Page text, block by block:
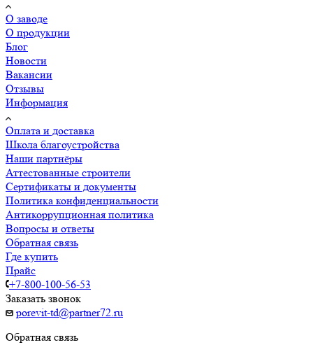
О заводе
О продукции
Блог
Новости
Вакансии
Отзывы
Информация
Оплата и доставка
Школа благоустройства
Наши партнёры
Аттестованные строители
Сертификаты и документы
Политика конфиденциальности
Антикоррупционная политика
Вопросы и ответы
Обратная связь
Где купить
Прайс
+7-800-100-56-53
Заказать звонок
porevit-td@partner72.ru
Обратная связь